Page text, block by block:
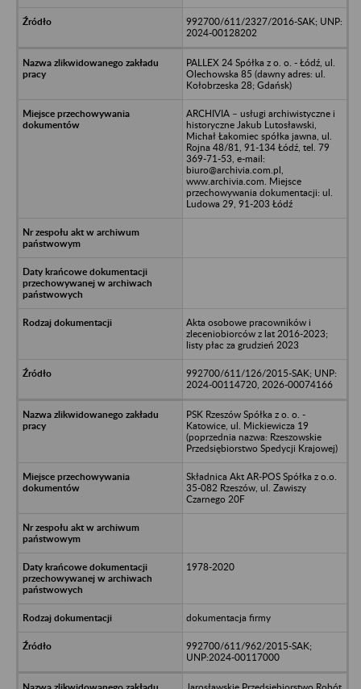
992700/611/2327/2016-SAK; UNP:
2024-00128202
PALLEX 24 Spółka z o. o. - Łódź, ul.
Olechowska 85 (dawny adres: ul.
Kołobrzeska 28; Gdańsk)
ARCHIVIA – usługi archiwistyczne i
historyczne Jakub Lutosławski,
Michał Łakomiec spółka jawna, ul.
Rojna 48/81, 91-134 Łódź, tel. 79
369-71-53, e-mail:
biuro@archivia.com.pl,
www.archivia.com. Miejsce
przechowywania dokumentacji: ul.
Ludowa 29, 91-203 Łódź
Akta osobowe pracowników i
zleceniobiorców z lat 2016-2023;
listy płac za grudzień 2023
992700/611/126/2015-SAK; UNP:
2024-00114720, 2026-00074166
PSK Rzeszów Spółka z o. o. -
Katowice, ul. Mickiewicza 19
(poprzednia nazwa: Rzeszowskie
Przedsiębiorstwo Spedycji Krajowej)
Składnica Akt AR-POS Spółka z o.o.
35-082 Rzeszów, ul. Zawiszy
Czarnego 20F
1978-2020
dokumentacja firmy
992700/611/962/2015-SAK;
UNP:2024-00117000